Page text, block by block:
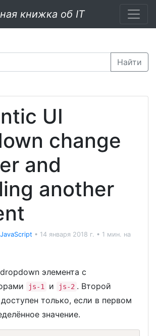
книжка об IT
Найти
UI
change
and
another
JavaScript • 14 января 2018 г. • 1 мин. на
элемента с
js-1 и js-2 . Второй
только, если в первом
значение.